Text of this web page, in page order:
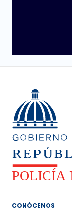
CONÓCENOS